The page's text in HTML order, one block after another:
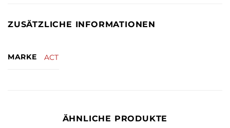
ZUSÄTZLICHE INFORMATIONEN
MARKE ACT
ÄHNLICHE PRODUKTE